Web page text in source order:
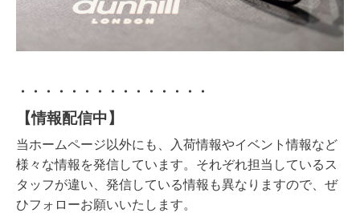
・・・・・・・・・・・・・・・
【情報配信中】
当ホームページ以外にも、入荷情報やイベント情報など
様々な情報を発信しています。それぞれ担当しているス
タッフが違い、発信している情報も異なりますので、ぜ
ひフォローお願いいたします。